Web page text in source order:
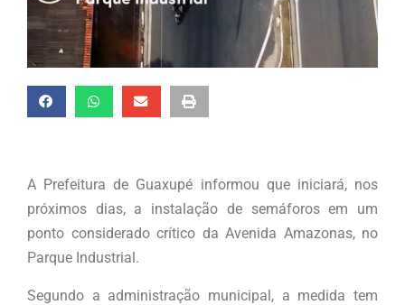
A Prefeitura de Guaxupé informou que iniciará, nos
próximos dias, a instalação de semáforos em um
ponto considerado crítico da Avenida Amazonas, no
Parque Industrial.
Segundo a administração municipal, a medida tem